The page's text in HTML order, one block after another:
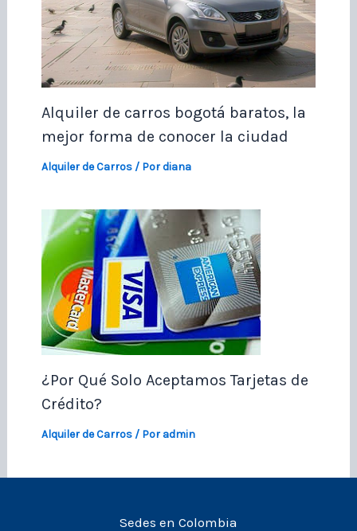
Alquiler de carros bogotá baratos, la
mejor forma de conocer la ciudad
Alquiler de Carros/ Pordiana
¿Por Qué Solo Aceptamos Tarjetas de
Crédito?
Alquiler de Carros/ Poradmin
Sedes en Colombia